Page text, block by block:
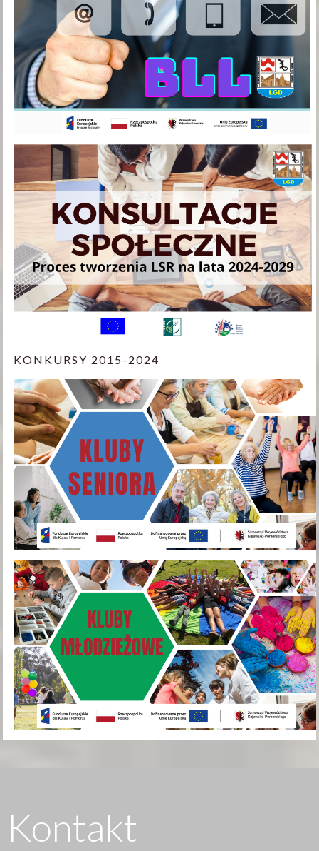
KONKURSY 2015-2024
Kontakt